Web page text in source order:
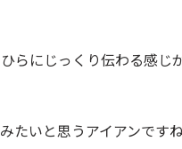
らにじっくり伝わる感じ
たいと思うアイアンですね